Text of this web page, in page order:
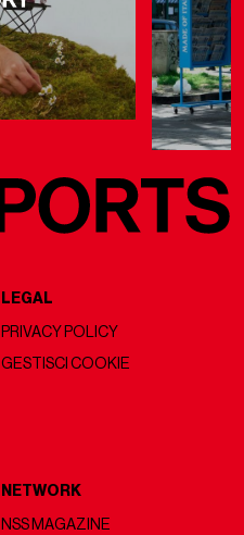
LEGAL
PRIVACY POLICY
GESTISCI COOKIE
NETWORK
NSS MAGAZINE